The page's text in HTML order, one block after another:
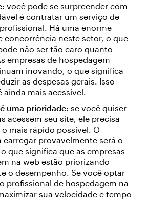
você pode se surpreender com
é contratar um serviço de
Há uma enorme
concorrência neste setor, o que
não ser tão caro quanto
empresas de hospedagem
inovando, o que significa
as despesas gerais. Isso
mais acessível.
uma prioridade: se você quiser
acessem seu site, ele precisa
mais rápido possível. O
carregar provavelmente será o
que significa que as empresas
na web estão priorizando
o desempenho. Se você optar
profissional de hospedagem na
sua velocidade e tempo